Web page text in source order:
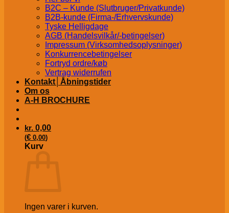
B2C – Kunde (Slutbruger/Privatkunde)
B2B-kunde (Firma-/Erhvervskunde)
Tyske Helligdage
AGB (Handelsvilkår/-betingelser)
Impressum (Virksomhedsoplysninger)
Konkurrencebetingelser
Fortryd ordre/køb
Vertrag widerrufen
Kontakt│Åbningstider
Om os
A-H BROCHURE
kr. 0,00
(€ 0,00)
Kurv
Ingen varer i kurven.